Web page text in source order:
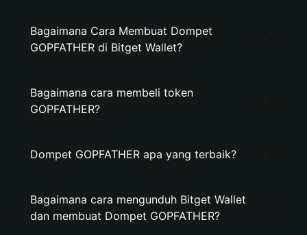
Bagaimana Cara Membuat Dompet
GOPFATHER di Bitget Wallet?
Bagaimana cara membeli token
GOPFATHER?
Dompet GOPFATHER apa yang terbaik?
Bagaimana cara mengunduh Bitget Wallet
dan membuat Dompet GOPFATHER?